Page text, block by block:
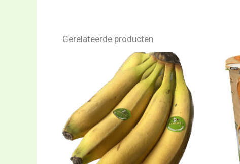
Gerelateerde producten